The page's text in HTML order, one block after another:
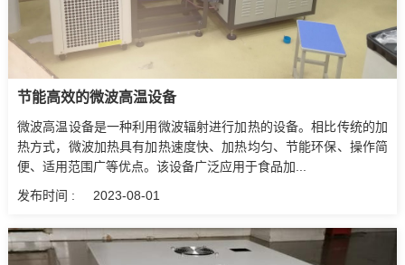
节能高效的微波高温设备‍
微波高温设备是一种利用微波辐射进行加热的设备。相比传统的加
热方式，微波加热具有加热速度快、加热均匀、节能环保、操作简
便、适用范围广等优点。该设备广泛应用于食品加...
发布时间 :
2023-08-01